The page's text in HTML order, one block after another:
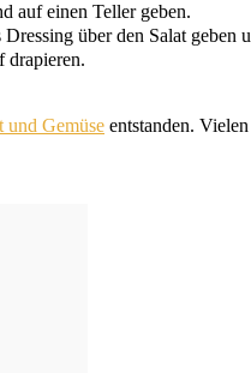
auf einen Tel­ler geben.
über den Salat geben
drapieren.
und Gemü­se ent­stan­den. Vie­len